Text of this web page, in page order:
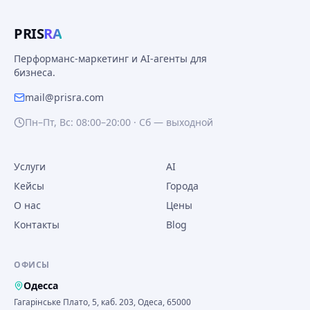
PRISRA
Перформанс-маркетинг и AI-агенты для
бизнеса.
mail@prisra.com
Пн–Пт, Вс: 08:00–20:00 · Сб — выходной
Услуги
AI
Кейсы
Города
О нас
Цены
Контакты
Blog
ОФИСЫ
Одесса
Гагарінське Плато, 5, каб. 203, Одеса, 65000